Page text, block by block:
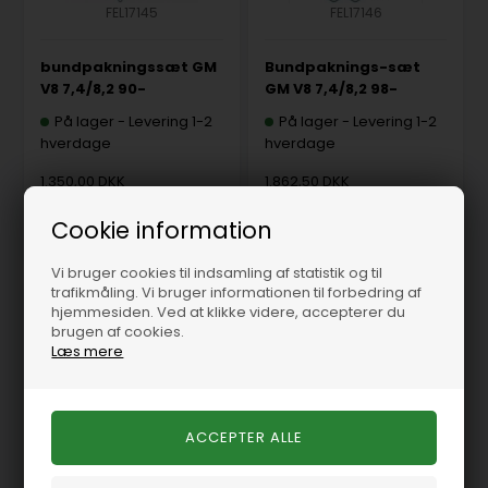
Cookie information
Vi bruger cookies til indsamling af statistik og til
trafikmåling. Vi bruger informationen til forbedring af
hjemmesiden. Ved at klikke videre, accepterer du
brugen af cookies.
Læs mere
FEL17145
bundpakningssæt GM
V8 7,4/8,2 90-
På lager - Levering 1-2
hverdage
1.350,00 DKK
FEL17146
Bundpaknings-sæt
GM V8 7,4/8,2 98-
På lager - Levering 1-2
hverdage
1.862,50 DKK